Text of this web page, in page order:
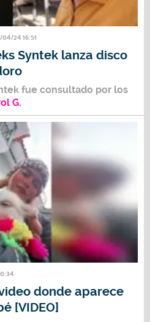
04/24 16:51
Syntek lanza disco
fue consultado por los
G.
donde aparece
[VIDEO]